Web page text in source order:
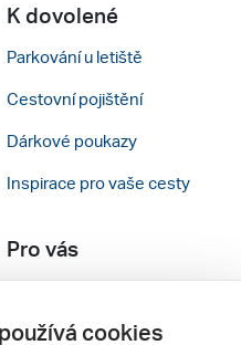
K dovolené
Parkování u letiště
Cestovní pojištění
Dárkové poukazy
Inspirace pro vaše cesty
Pro vás
Kontakty
cookies
poskytování funkcí
návštěvnosti využíváme
jak náš web používáte,
zkombinovat s dalšími
nebo které získali v
služby.